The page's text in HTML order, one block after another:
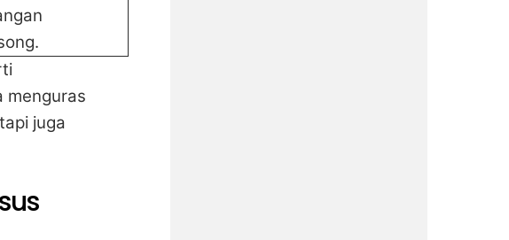
menguras
juga